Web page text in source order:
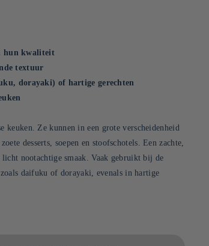
hun kwaliteit
textuur
dorayaki) of hartige gerechten
keuken. Ze kunnen in een grote verscheidenheid
desserts, soepen en stoofschotels. Een zachte,
nootachtige smaak. Vaak gebruikt bij de
daifuku of dorayaki, evenals in hartige